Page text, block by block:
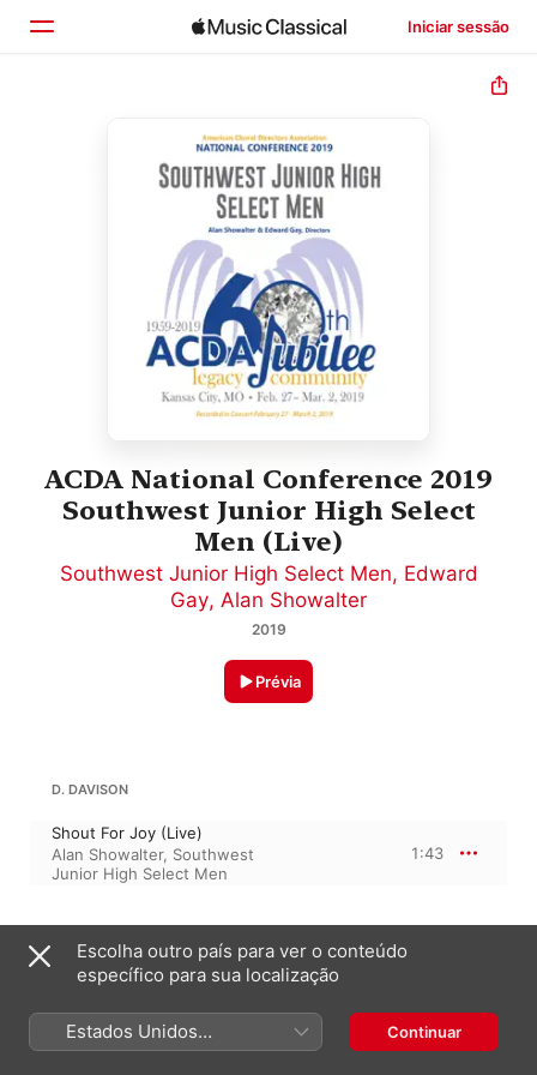
Iniciar sessão
ACDA National Conference 2019
Southwest Junior High Select
Men (Live)
Southwest Junior High Select Men, Edward
Gay, Alan Showalter
2019
Prévia
D. DAVISON
Shout For Joy (Live)
Alan Showalter, Southwest
Junior High Select Men
1:43
Navy Hymn (Live)
Junior High Select Men
Escolha outro país para ver o conteúdo
específico para sua localização
Estados Unidos
(Português Brasil)
Continuar